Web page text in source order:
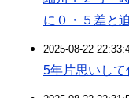
に０・５差と
2025-08-22
5年片思いし